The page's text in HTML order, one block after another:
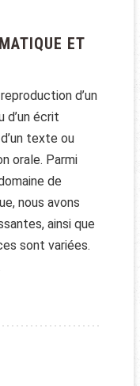
ET
d’un
d’un écrit
texte ou
orale. Parmi
de
nous avons
ainsi que
sont variées.
ET INTERNET